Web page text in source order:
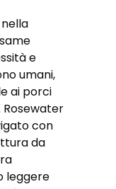
e
umani,
ai porci
Rosewater
con
da
leggere